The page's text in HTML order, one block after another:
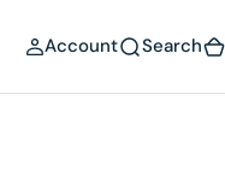
Account Search